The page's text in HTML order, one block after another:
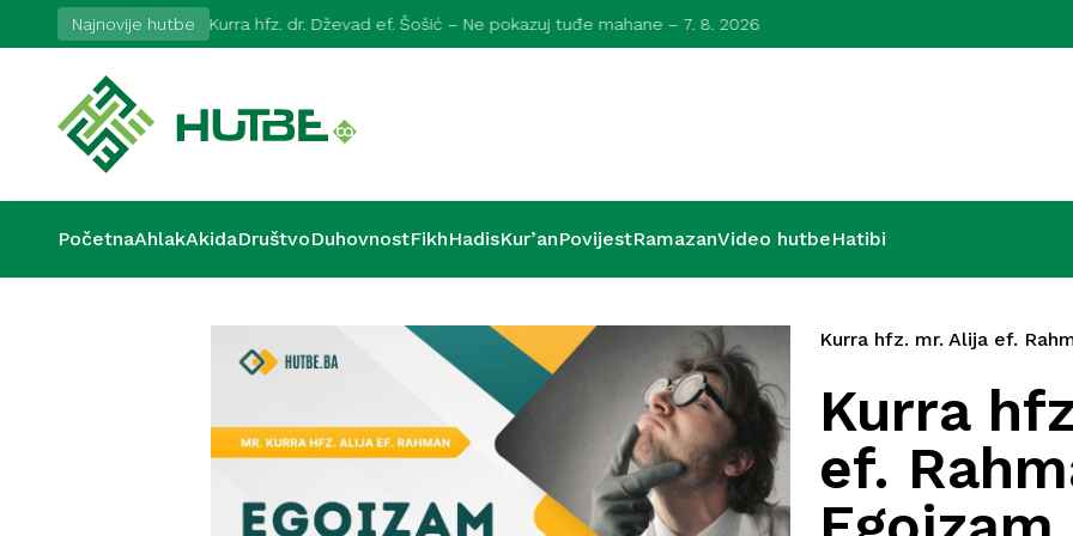
Najnovije hutbe Kurra hfz. dr. Dževad ef. Šošić – Ne pokazuj tuđe mahane – 7. 8. 2026 Kurra hfz.
PočetnaAhlakAkidaDruštvoDuhovnostFikhHadisKur’anPovijestRamazanVideo hutbeHatibi
Kurra hfz. mr. Alija ef.
Kurra
ef.